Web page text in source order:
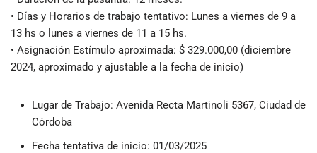
• Días y Horarios de trabajo tentativo: Lunes a viernes de 9 a
13 hs o lunes a viernes de 11 a 15 hs.
• Asignación Estímu lo aproximada: $ 329.000,00 (diciembre
2024, aproximado y ajustable a la fecha de inicio)
Lugar de Trabajo: Avenida Recta Martinoli 5367, Ciudad de
Córdoba
Fecha tentativa de inicio: 01/03/2025